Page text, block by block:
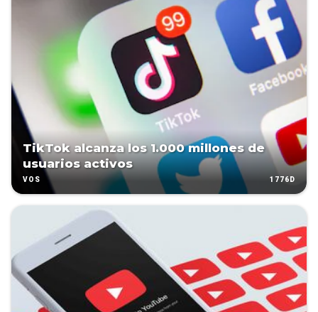
TikTok alcanza los 1.000 millones de
usuarios activos
VOS 1776D